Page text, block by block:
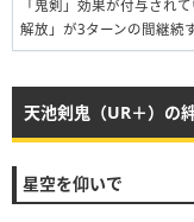
「鬼剣」効果が付与され
解放」が3ターンの間継続
天池剣鬼（UR＋）の
星空を仰いで